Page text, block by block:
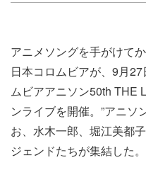
アニメソングを手がけて
日本コロムビアが​、9月​
ムビアアニソン50​th​ THE
ンライブを​開催。”アニソ
お、水木一郎​、堀江美都
ジェンドたちが集結した。